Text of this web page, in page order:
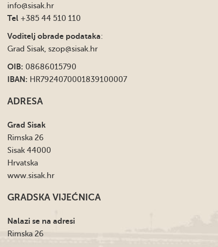
info@sisak.hr
Tel +385 44 510 110
Voditelj obrade podataka:
Grad Sisak, szop@sisak.hr
OIB: 08686015790
IBAN: HR7924070001839100007
ADRESA
Grad Sisak
Rimska 26
Sisak 44000
Hrvatska
www.sisak.hr
GRADSKA VIJEĆNICA
Nalazi se na adresi
Rimska 26